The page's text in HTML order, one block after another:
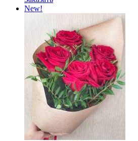
New!